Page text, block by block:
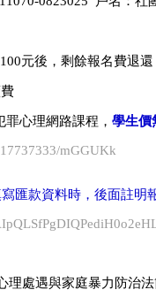
100元後，剩餘報名費退還
罪心理網路課程， 學生價
mGGUKk
匯款資料時，後面註明
理處遇與家庭暴力防治